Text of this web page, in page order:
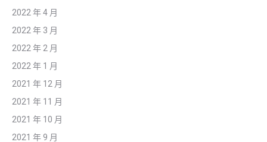
2022 年 4 月
2022 年 3 月
2022 年 2 月
2022 年 1 月
2021 年 12 月
2021 年 11 月
2021 年 10 月
2021 年 9 月